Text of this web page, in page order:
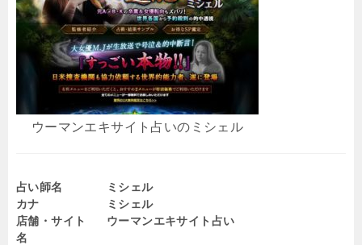
ウーマンエキサイト占いのミシェル
占い師名
ミシェル
カナ
ミシェル
店舗・サイト
名
ウーマンエキサイト占い